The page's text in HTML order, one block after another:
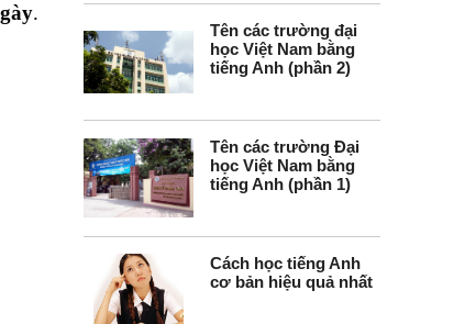
Tên các trường đại
học Việt Nam bằng
tiếng Anh (phần 2)
Tên các trường Đại
học Việt Nam bằng
tiếng Anh (phần 1)
Cách học tiếng Anh
cơ bản hiệu quả nhất
.